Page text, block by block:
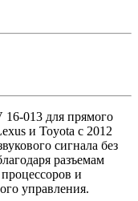
013 для прямого
и Toyota с 2012
сигнала без
разъемам
и
управления.